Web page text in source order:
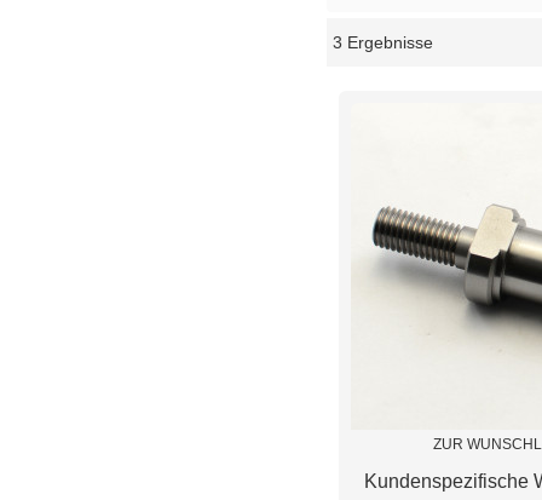
3 Ergebnisse
ZUR
Kundenspezifische